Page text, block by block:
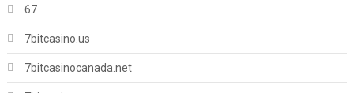
67
7bitcasino.us
7bitcasinocanada.net